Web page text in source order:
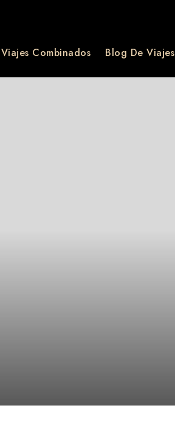
Viajes Combinados Blog De Viajes